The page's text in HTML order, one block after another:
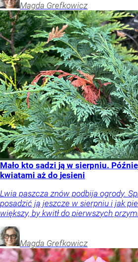
Magda Grefkowicz
Mało kto sadzi ją w sierpniu.
kwiatami aż do jesieni
Lwia paszcza znów podbija ogrody.
posadzić ją jeszcze w sierpniu i jak
większy, by kwitł do pierwszych
Magda Grefkowicz